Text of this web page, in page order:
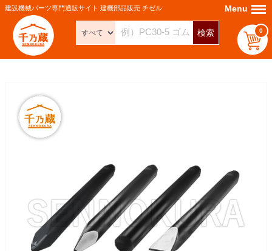
建設機械パーツ専門通販サイト 建機部品販売 チゼル
検索 0
Menu Menu